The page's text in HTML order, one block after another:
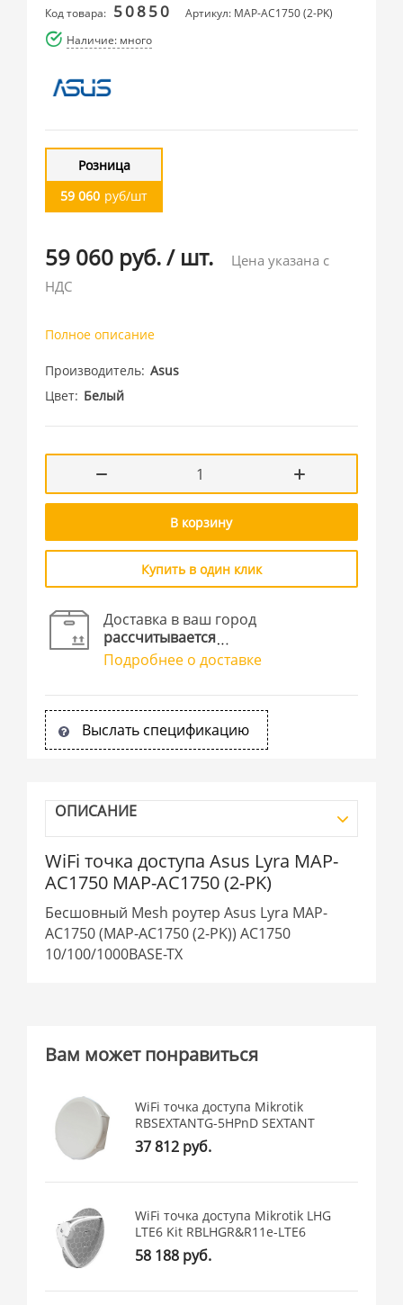
Код товара: 50850
Артикул: MAP-AC1750 (2-PK)
Наличие: много
Розница
59 060 руб/шт
59 060 руб./ шт.
Цена указана с
НДС
Полное описание
Производитель Asus
Цвет Белый
В корзину
Купить в один клик
Доставка в ваш город
рассчитывается
Подробнее о доставке
Выслать спецификацию
ОПИСАНИЕ
WiFi точка доступа Asus Lyra MAP-
AC1750 MAP-AC1750 (2-PK)
Бесшовный Mesh роутер Asus Lyra MAP-
AC1750 (MAP-AC1750 (2-PK)) AC1750
10/100/1000BASE-TX
Вам может понравиться
WiFi точка доступа Mikrotik
RBSEXTANTG-5HPnD SEXTANT
37 812 руб.
WiFi точка доступа Mikrotik LHG
LTE6 Kit RBLHGR&R11e-LTE6
58 188 руб.